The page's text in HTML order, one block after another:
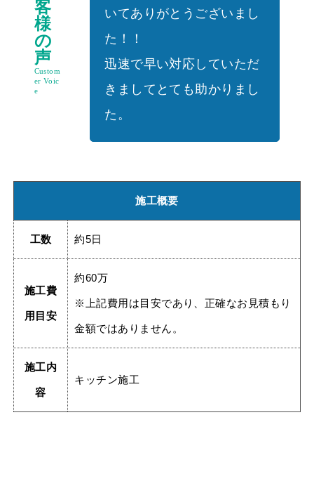
客
様
の
声
Custom
er Voic
e
いてありがとうございまし
た！！
迅速で早い対応していただ
きましてとても助かりまし
た。
施工概要
工数 約5日
施工費
用目安
約60万
※上記費用は目安であり、正確なお見積もり
金額ではありません。
施工内
容
キッチン施工